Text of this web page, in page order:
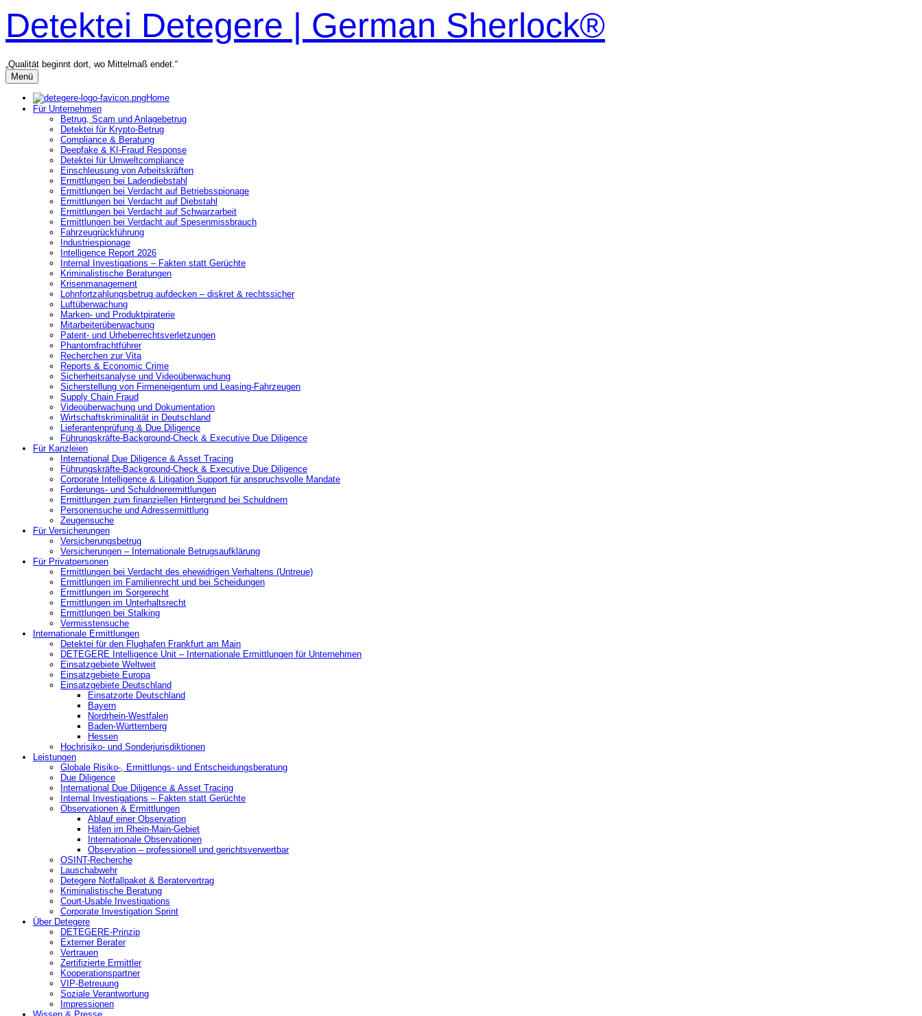
Inhalt
überspringen
Detektei Detegere | German Sherlock®
„Qualität beginnt dort, wo Mittelmaß endet.“
Menü
Home
Für Unternehmen
Betrug, Scam und Anlagebetrug
Detektei für Krypto-Betrug
Compliance & Beratung
Deepfake & KI-Fraud Response
Detektei für Umweltcompliance
Einschleusung von Arbeitskräften
Ermittlungen bei Ladendiebstahl
Ermittlungen bei Verdacht auf Betriebsspionage
Ermittlungen bei Verdacht auf Diebstahl
Ermittlungen bei Verdacht auf Schwarzarbeit
Ermittlungen bei Verdacht auf Spesenmissbrauch
Fahrzeugrückführung
Industriespionage
Intelligence Report 2026
Internal Investigations – Fakten statt Gerüchte
Kriminalistische Beratungen
Krisenmanagement
Lohnfortzahlungsbetrug aufdecken – diskret & rechtssicher
Luftüberwachung
Marken- und Produktpiraterie
Mitarbeiterüberwachung
Patent- und Urheberrechtsverletzungen
Phantomfrachtführer
Recherchen zur Vita
Reports & Economic Crime
Sicherheitsanalyse und Videoüberwachung
Sicherstellung von Firmeneigentum und Leasing-Fahrzeugen
Supply Chain Fraud
Videoüberwachung und Dokumentation
Wirtschaftskriminalität in Deutschland
Lieferantenprüfung & Due Diligence
Führungskräfte-Background-Check & Executive Due Diligence
Für Kanzleien
International Due Diligence & Asset Tracing
Führungskräfte-Background-Check & Executive Due Diligence
Corporate Intelligence & Litigation Support für anspruchsvolle Mandate
Forderungs- und Schuldnerermittlungen
Ermittlungen zum finanziellen Hintergrund bei Schuldnern
Personensuche und Adressermittlung
Zeugensuche
Für Versicherungen
Versicherungsbetrug
Versicherungen – Internationale Betrugsaufklärung
Für Privatpersonen
Ermittlungen bei Verdacht des ehewidrigen Verhaltens (Untreue)
Ermittlungen im Familienrecht und bei Scheidungen
Ermittlungen im Sorgerecht
Ermittlungen im Unterhaltsrecht
Ermittlungen bei Stalking
Vermisstensuche
Internationale Ermittlungen
Detektei für den Flughafen Frankfurt am Main
DETEGERE Intelligence Unit – Internationale Ermittlungen für Unternehmen
Einsatzgebiete Weltweit
Einsatzgebiete Europa
Einsatzgebiete Deutschland
Einsatzorte Deutschland
Bayern
Nordrhein-Westfalen
Baden-Württemberg
Hessen
Hochrisiko- und Sonderjurisdiktionen
Leistungen
Globale Risiko-, Ermittlungs- und Entscheidungsberatung
Due Diligence
International Due Diligence & Asset Tracing
Internal Investigations – Fakten statt Gerüchte
Observationen & Ermittlungen
Ablauf einer Observation
Häfen im Rhein-Main-Gebiet
Internationale Observationen
Observation – professionell und gerichtsverwertbar
OSINT-Recherche
Lauschabwehr
Detegere Notfallpaket & Beratervertrag
Kriminalistische Beratung
Court-Usable Investigations
Corporate Investigation Sprint
Über Detegere
DETEGERE-Prinzip
Externer Berater
Vertrauen
Zertifizierte Ermittler
Kooperationspartner
VIP-Betreuung
Soziale Verantwortung
Impressionen